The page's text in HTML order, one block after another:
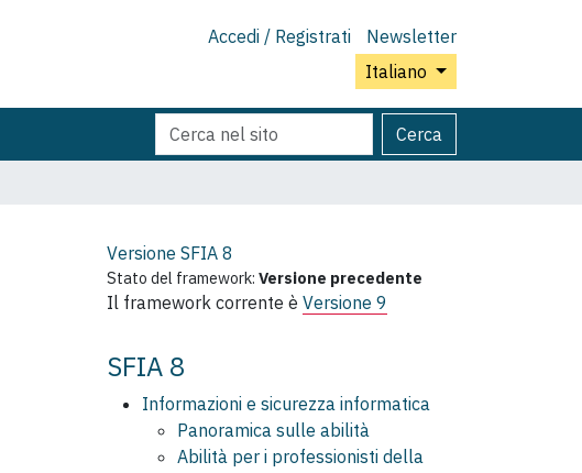
Accedi / Registrati
Newsletter
Italiano
Cerca
nel
Cerca
Ricerca
avanzata…
Versione SFIA 8
Stato del framework: Versione precedente
Il framework corrente è Versione 9
SFIA 8
Informazioni e sicurezza informatica
Panoramica sulle abilità
Abilità per i professionisti della